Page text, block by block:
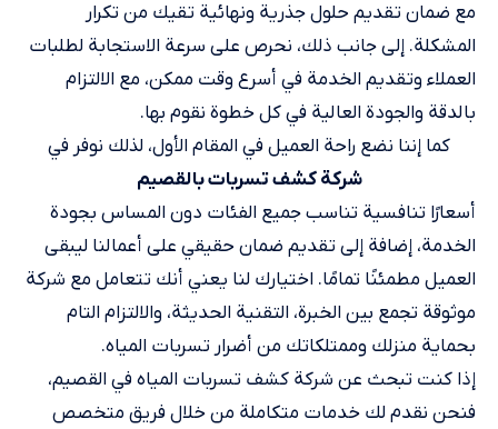
مع ضمان تقديم حلول جذرية ونهائية تقيك من تكرار
المشكلة. إلى جانب ذلك، نحرص على سرعة الاستجابة لطلبات
العملاء وتقديم الخدمة في أسرع وقت ممكن، مع الالتزام
بالدقة والجودة العالية في كل خطوة نقوم بها.
كما إننا نضع راحة العميل في المقام الأول، لذلك نوفر في
شركة كشف تسربات​ بالقصيم
أسعارًا تنافسية تناسب جميع الفئات دون المساس بجودة
الخدمة، إضافة إلى تقديم ضمان حقيقي على أعمالنا ليبقى
العميل مطمئنًا تمامًا. اختيارك لنا يعني أنك تتعامل مع شركة
موثوقة تجمع بين الخبرة، التقنية الحديثة، والالتزام التام
بحماية منزلك وممتلكاتك من أضرار تسربات المياه.
إذا كنت تبحث عن شركة كشف تسربات المياه في القصيم،
فنحن نقدم لك خدمات متكاملة من خلال فريق متخصص